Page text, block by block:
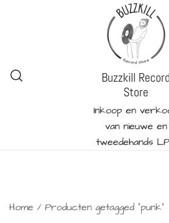
Buzzkill Record
Store
Inkoop en
van nieuwe en
tweedehands
Home / Producten getagged “punk”